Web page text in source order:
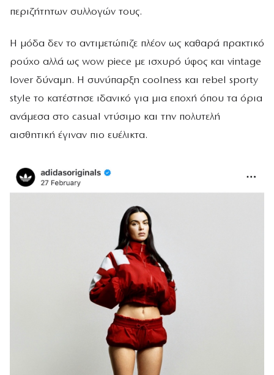
περιζήτητων συλλογών τους.
Η μόδα δεν το αντιμετώπιζε πλέον ως καθαρά πρακτικό
ρούχο αλλά ως wow piece με ισχυρό ύφος και vintage
lover δύναμη. Η συνύπαρξη coolness και rebel sporty
style το κατέστησε ιδανικό για μια εποχή όπου τα όρια
ανάμεσα στο casual ντύσιμο και την πολυτελή
αισθητική έγιναν πιο ευέλικτα.